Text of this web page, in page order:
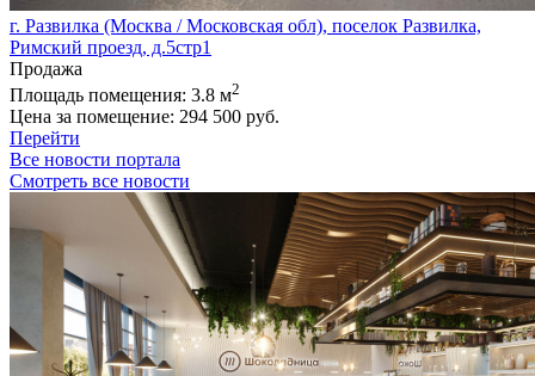
г. Развилка (Москва / Московская обл), поселок Развилка,
Римский проезд, д.5стр1
Продажа
Площадь помещения: 3.8 м2
Цена за помещение: 294 500 руб.
Перейти
Все новости портала
Смотреть все новости